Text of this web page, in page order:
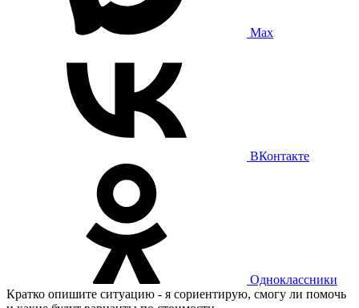
Max
ВКонтакте
Одноклассники
Кратко опишите ситуацию - я сориентирую, смогу ли помочь